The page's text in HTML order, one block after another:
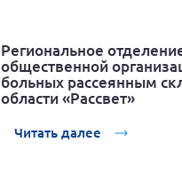
Региональное
общественной
больных рассеянным
области «Рассвет»
Читать далее